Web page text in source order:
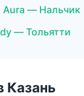
Aura — Нальчик
— Тольятти
Казань